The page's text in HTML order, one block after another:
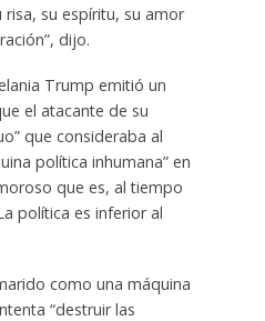
su espíritu, su amor
dijo.
Trump emitió un
el atacante de su
que consideraba al
política inhumana” en
que es, al tiempo
política es inferior al
como una máquina
“destruir las